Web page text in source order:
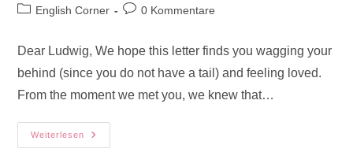
Autor: veröffentlicht:
Beitrags-
English Corner
Beitrags-
0 Kommentare
Dear Ludwig, We hope this letter finds you wagging your
behind (since you do not have a tail) and feeling loved.
From the moment we met you, we knew that…
Weiterlesen
Love
Letter